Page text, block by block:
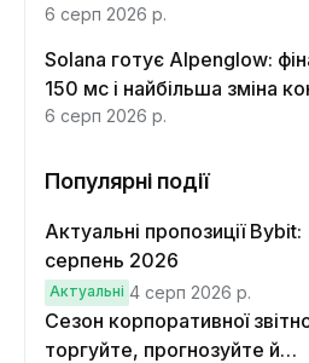
функцій
6 серп 2026 р.
Solana готує Alpenglow:
150 мс і найбільша зміна
6 серп 2026 р.
Популярні події
Актуальні пропозиції Bybit:
серпень 2026
Актуальні 4 серп 2026 р.
Сезон корпоративної
торгуйте, прогнозуйте й